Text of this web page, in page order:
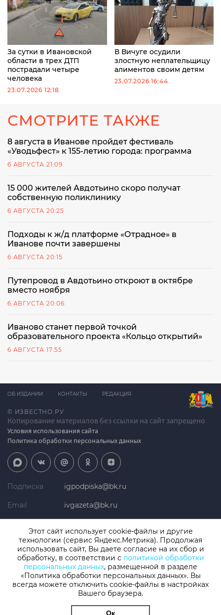
За сутки в Ивановской
области в трех ДТП
пострадали четыре
человека
23.07.2026 12:18
В Вичуге осудили
злостную неплательщицу
алиментов своим детям
23.07.2026 16:44
СМОТРИТЕ ТАКЖЕ
8 августа в Иванове пройдет фестиваль
«Уводьфест» к 155-летию города: программа
6 АВГУСТА 21:09
15 000 жителей Авдотьино скоро получат
собственную поликлинику
6 АВГУСТА 20:25
Подходы к ж/д платформе «Отрадное» в
Иванове почти завершены
6 АВГУСТА 20:15
Путепровод в Авдотьино откроют в октябре
вместо ноября
6 АВГУСТА 20:06
Иваново станет первой точкой
образовательного проекта «Кольцо открытий»
6 АВГУСТА 17:55
© ИЗВЕСТНО.РУ
Копирование материалов без ссылки на сайт запрещено
Условия использования сайта
Политика обработки персональных данных
ОБ ИЗДАНИИ КОНТАКТЫ РЕДАКЦИЯ
Подписка igpodpiska@bk.ru
Email ivgazeta@bk.ru
Телефон +7 (4932) 41-94-81
СМИ: Izvestno.ru. Реестровая запись 08.11.2019 серия ЭЛ № ФС 77 -
77192, зарегистрировано Роскомнадзором
Учредитель: БУ «Ивановские газеты». Главный редактор:
Этот сайт использует cookie-файлы и другие
технологии (сервис Яндекс.Метрика). Продолжая
использовать сайт, Вы даете согласие на их сбор и
обработку, в соответствии с политикой обработки
персональных данных, размещенной в разделе
«Политика обработки персональных данных». Вы
всегда можете отключить cookie-файлы в настройках
Вашего браузера.
Ок